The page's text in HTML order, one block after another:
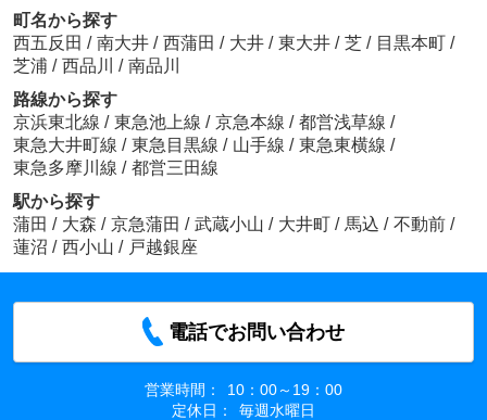
町名から探す
西五反田 / 南大井 / 西蒲田 / 大井 / 東大井 / 芝 / 目黒本町 /
芝浦 / 西品川 / 南品川
路線から探す
京浜東北線 / 東急池上線 / 京急本線 / 都営浅草線 /
東急大井町線 / 東急目黒線 / 山手線 / 東急東横線 /
東急多摩川線 / 都営三田線
駅から探す
蒲田 / 大森 / 京急蒲田 / 武蔵小山 / 大井町 / 馬込 / 不動前 /
蓮沼 / 西小山 / 戸越銀座
電話でお問い合わせ
営業時間：
10：00～19：00
定休日：
毎週水曜日